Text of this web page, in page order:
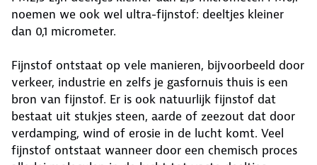
noemen we ook wel ultra-fijnstof: deeltjes kleiner
dan 0,1 micrometer.
Fijnstof ontstaat op vele manieren, bijvoorbeeld door
verkeer, industrie en zelfs je gasfornuis thuis is een
bron van fijnstof. Er is ook natuurlijk fijnstof dat
bestaat uit stukjes steen, aarde of zeezout dat door
verdamping, wind of erosie in de lucht komt. Veel
fijnstof ontstaat wanneer door een chemisch proces